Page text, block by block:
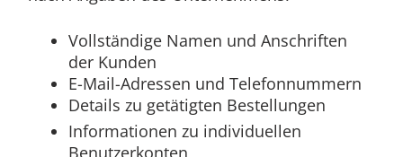
Vollständige Namen und Anschriften
der Kunden
E-Mail-Adressen und Telefonnummern
Details zu getätigten Bestellungen
Informationen zu individuellen